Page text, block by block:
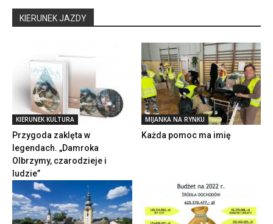
KIERUNEK JAZDY
KIERUNEK KULTURA
Przygoda zaklęta w
legendach. „Damroka
Olbrzymy, czarodzieje i
ludzie”
MIJANKA NA RYNKU
Każda pomoc ma imię